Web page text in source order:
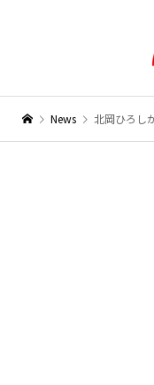
News 北岡ひろしが浅草・